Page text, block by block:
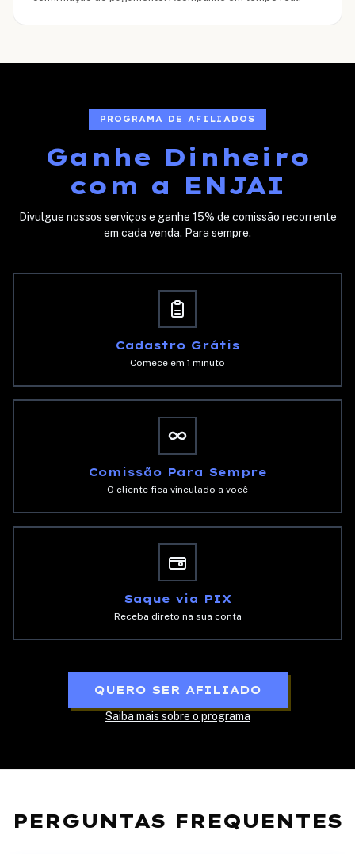
PROGRAMA DE AFILIADOS
Ganhe Dinheiro
com a ENJAI
Divulgue nossos serviços e ganhe 15% de comissão recorrente
em cada venda. Para sempre.
Cadastro Grátis
Comece em 1 minuto
Comissão Para Sempre
O cliente fica vinculado a você
Saque via PIX
Receba direto na sua conta
QUERO SER AFILIADO
Saiba mais sobre o programa
PERGUNTAS FREQUENTES